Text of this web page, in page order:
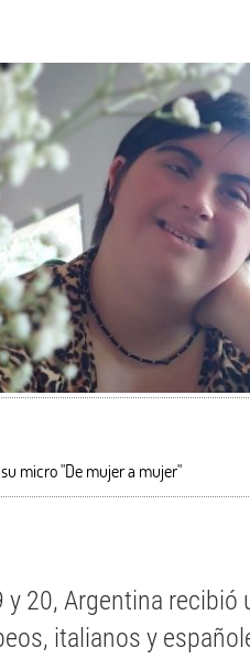
micro "De mujer a mujer"
20, Argentina recibió
italianos y